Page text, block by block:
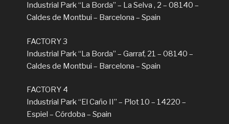
Industrial Park “La Borda” – La Selva , 2 – 08140 –
Caldes de Montbui – Barcelona – Spain
FACTORY 3
Industrial Park “La Borda” – Garraf, 21 – 08140 –
Caldes de Montbui – Barcelona – Spain
FACTORY 4
Industrial Park “El Caño II” – Plot 10 – 14220 –
Espiel – Córdoba – Spain